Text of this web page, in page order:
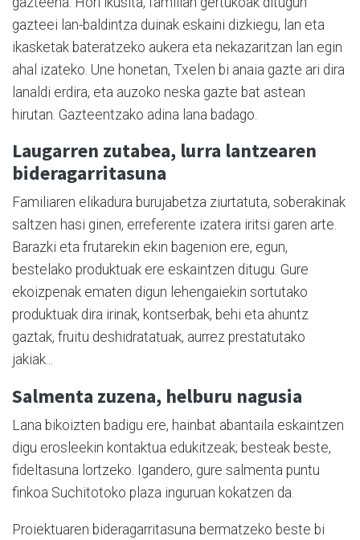
gazteei lan-baldintza duinak eskaini dizkiegu, lan eta
ikasketak bateratzeko aukera eta nekazaritzan lan egin
ahal izateko. Une honetan, Txelen bi anaia gazte ari dira
lanaldi erdira, eta auzoko neska gazte bat astean
hirutan. Gazteentzako adina lana badago.
Laugarren zutabea, lurra lantzearen
bideragarritasuna
Familiaren elikadura burujabetza ziurtatuta, soberakinak
saltzen hasi ginen, erreferente izatera iritsi garen arte.
Barazki eta frutarekin ekin bagenion ere, egun,
bestelako produktuak ere eskaintzen ditugu. Gure
ekoizpenak ematen digun lehengaiekin sortutako
produktuak dira irinak, kontserbak, behi eta ahuntz
gaztak, fruitu deshidratatuak, aurrez prestatutako
jakiak...
Salmenta zuzena, helburu nagusia
Lana bikoizten badigu ere, hainbat abantaila eskaintzen
digu erosleekin kontaktua edukitzeak; besteak beste,
fideltasuna lortzeko. Igandero, gure salmenta puntu
finkoa Suchitotoko plaza inguruan kokatzen da.
Proiektuaren bideragarritasuna bermatzeko beste bi